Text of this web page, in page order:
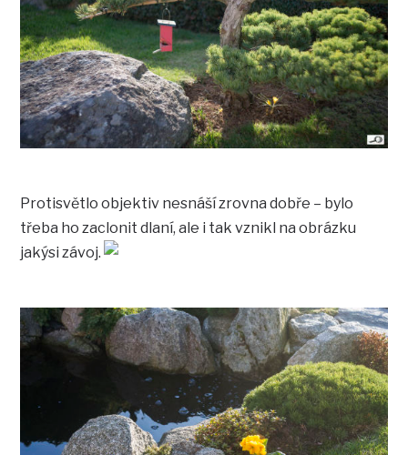
Protisvětlo objektiv nesnáší zrovna dobře – bylo
třeba ho zaclonit dlaní, ale i tak vznikl na obrázku
jakýsi závoj.